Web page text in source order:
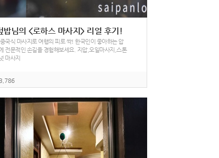
밥님의 <로하스 마사지> 리얼 후기!
국식 마사지로 여행의 피로 싹! 한국인이 좋아하는 압
전문적인 손길을 경험해보세요. 지압,오일마사지,스톤
마사지